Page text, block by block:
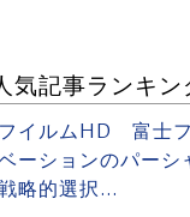
気記事ランキン
イルムHD 富士
ーションのパーシ
略的選択...